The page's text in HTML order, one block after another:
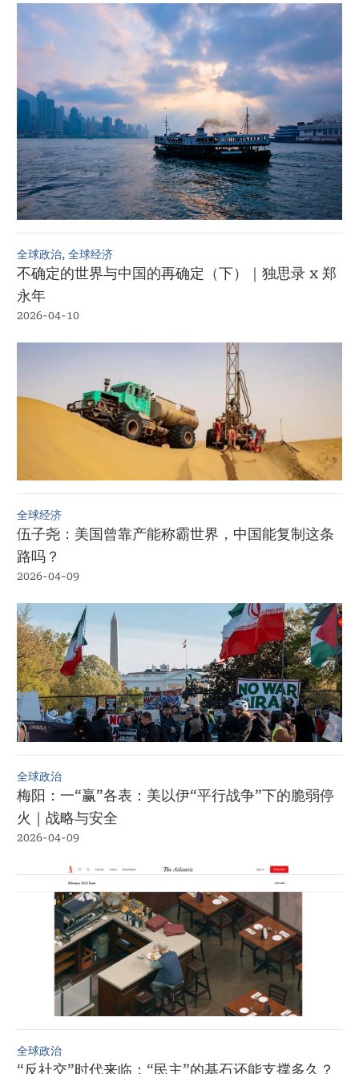
全球政治, 全球经济
不确定的世界与中国的再确定（下）｜独思录 x 郑
永年
2026-04-10
全球经济
伍子尧：美国曾靠产能称霸世界，中国能复制这条
路吗？
2026-04-09
全球政治
梅阳：一“赢”各表：美以伊“平行战争”下的脆弱停
火｜战略与安全
2026-04-09
全球政治
“反社交”时代来临：“民主”的基石还能支撑多久？